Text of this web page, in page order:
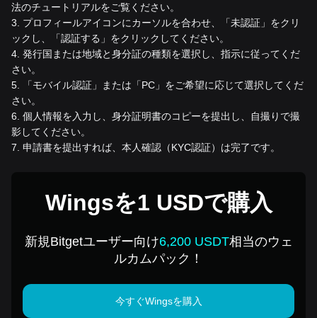
法のチュートリアルをご覧ください。
3
プロフィールアイコンにカーソルを合わせ、「未認証」をクリ
ックし、「認証する」をクリックしてください。
4 発行国または地域と身分証の種類を選択し、指示に従ってくだ
さい。
5
「モバイル認証」または「PC」をご希望に応じて選択してくだ
さい。
6 個人情報を入力し、身分証明書のコピーを提出し、自撮りで撮
影してください。
7 申請書を提出すれば、本人確認（KYC認証）は完了です。
Wingsを1 USDで購入
新規Bitgetユーザー向け6,200 USDT相当のウェ
ルカムパック！
今すぐWingsを購入